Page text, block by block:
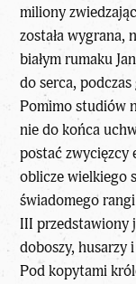
miliony
została wygrana,
białym rumaku
do serca, podczas
Pomimo studiów
nie do końca
postać zwycięzcy
oblicze wielkiego
świadomego
III przedstawiony
doboszy, husarzy
Pod kopytami